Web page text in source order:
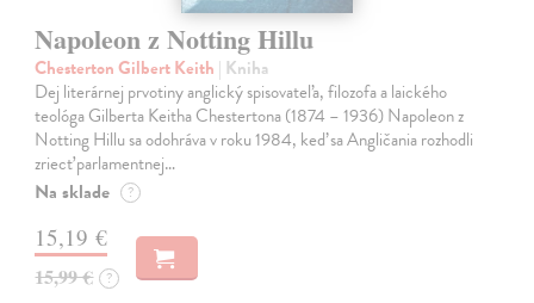
Napoleon z Notting Hillu
Chesterton Gilbert Keith | Kniha
Dej literárnej prvotiny anglický spisovateľa, filozofa a laického
teológa Gilberta Keitha Chestertona (1874 – 1936) Napoleon z
Notting Hillu sa odohráva v roku 1984, keď sa Angličania rozhodli
zriecť parlamentnej…
Na sklade ?
15,19 €
15,99 € ?